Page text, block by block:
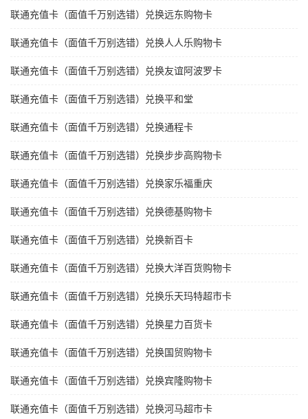
联通充值卡（面值千万别选错）兑换远东购物卡
联通充值卡（面值千万别选错）兑换人人乐购物卡
联通充值卡（面值千万别选错）兑换友谊阿波罗卡
联通充值卡（面值千万别选错）兑换平和堂
联通充值卡（面值千万别选错）兑换通程卡
联通充值卡（面值千万别选错）兑换步步高购物卡
联通充值卡（面值千万别选错）兑换家乐福重庆
联通充值卡（面值千万别选错）兑换德基购物卡
联通充值卡（面值千万别选错）兑换新百卡
联通充值卡（面值千万别选错）兑换大洋百货购物卡
联通充值卡（面值千万别选错）兑换乐天玛特超市卡
联通充值卡（面值千万别选错）兑换星力百货卡
联通充值卡（面值千万别选错）兑换国贸购物卡
联通充值卡（面值千万别选错）兑换宾隆购物卡
联通充值卡（面值千万别选错）兑换河马超市卡